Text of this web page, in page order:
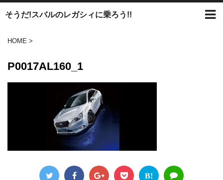
そうだ!スバルのレガシィに乗ろう!!
HOME >
P0017AL160_1
B!